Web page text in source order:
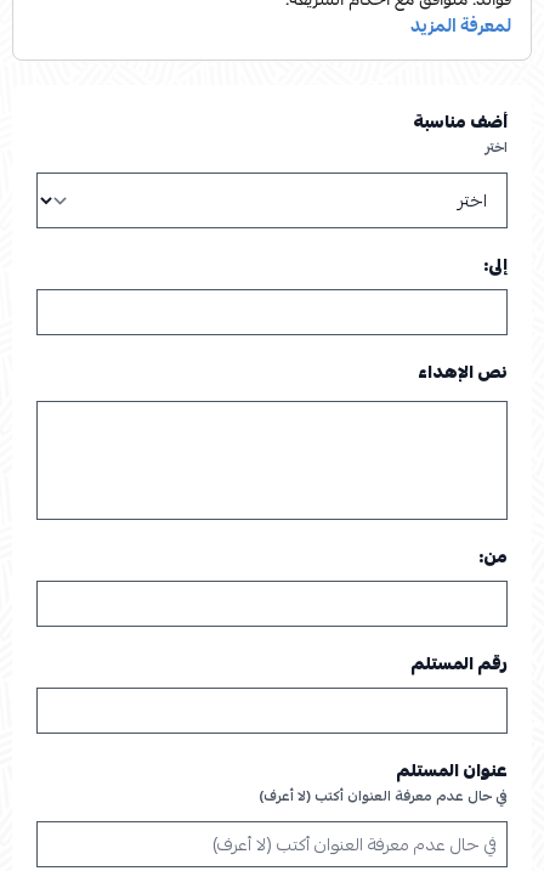
أضف مناسبة
اختر
إلى:
نص الإهداء
من:
رقم المستلم
عنوان المستلم
في حال عدم معرفة العنوان أكتب (لا أعرف)